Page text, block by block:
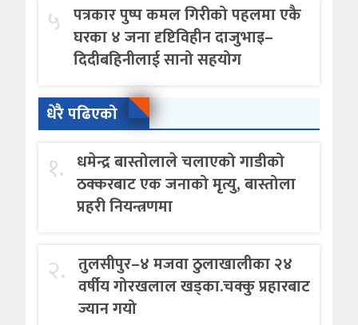
५ पत्रकार पुष्प कमल गिरीको पहलमा एकै
घरका ४ जना दृष्टिविहीन दाजुभाइ–
दिदीबहिनीलाई सानो सहयोग
धेरै पढिएको
१. धमेन्द्र बास्तोलाले चलाएको गाडीको
ठक्करबाट एक जनाको मृत्यु, बास्तोला
प्रहरी नियन्त्रणमा
२. तुलसीपुर–४ मजवा ठुलाखालीका २४
वर्षीय गोरखलाल खड्का.चक्कु प्रहारबाट
ज्यान गयो